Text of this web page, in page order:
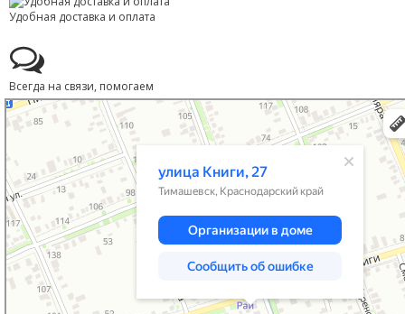
Удобная доставка и оплата
Всегда на связи, помогаем
Тимашевск
Улица Книги, 27 — Яндекс Карты